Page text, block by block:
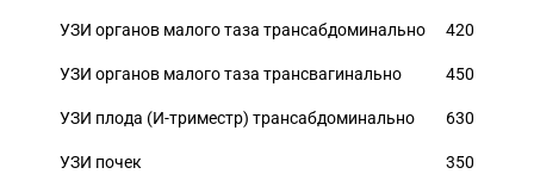
УЗИ органов малого таза трансабдоминально 420
УЗИ органов малого таза трансвагинально 450
УЗИ плода (И-триместр) трансабдоминально 630
УЗИ почек 350